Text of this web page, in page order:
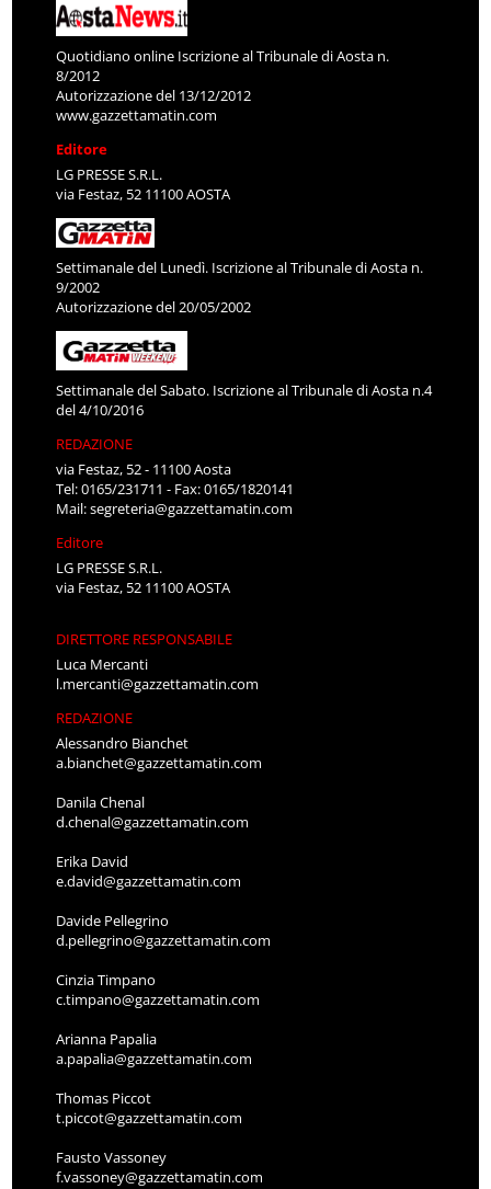
Quotidiano online Iscrizione al Tribunale di Aosta n.
8/2012
Autorizzazione del 13/12/2012
www.gazzettamatin.com
Editore
LG PRESSE S.R.L.
via Festaz, 52 11100 AOSTA
Settimanale del Lunedì. Iscrizione al Tribunale di Aosta n.
9/2002
Autorizzazione del 20/05/2002
Settimanale del Sabato. Iscrizione al Tribunale di Aosta n.4
del 4/10/2016
REDAZIONE
via Festaz, 52 - 11100 Aosta
Tel: 0165/231711 - Fax: 0165/1820141
Mail:segreteria@gazzettamatin.com
Editore
LG PRESSE S.R.L.
via Festaz, 52 11100 AOSTA
DIRETTORE RESPONSABILE
Luca Mercanti
l.mercanti@gazzettamatin.com
REDAZIONE
Alessandro Bianchet
a.bianchet@gazzettamatin.com
Danila Chenal
d.chenal@gazzettamatin.com
Erika David
e.david@gazzettamatin.com
Davide Pellegrino
d.pellegrino@gazzettamatin.com
Cinzia Timpano
c.timpano@gazzettamatin.com
Arianna Papalia
a.papalia@gazzettamatin.com
Thomas Piccot
t.piccot@gazzettamatin.com
Fausto Vassoney
f.vassoney@gazzettamatin.com